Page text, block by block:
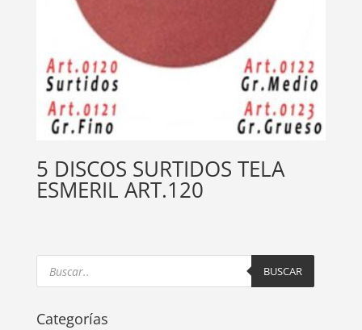
5 DISCOS SURTIDOS TELA
ESMERIL ART.120
Products
search BUSCAR
Categorías